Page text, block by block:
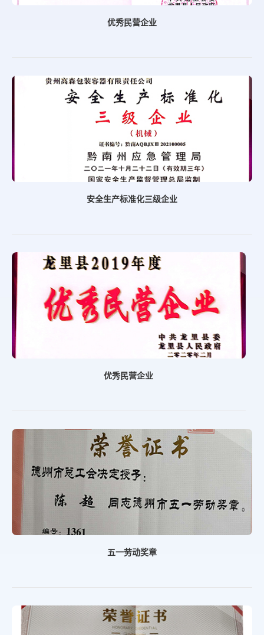
优秀民营企业
安全生产标准化三级企业
优秀民营企业
五一劳动奖章